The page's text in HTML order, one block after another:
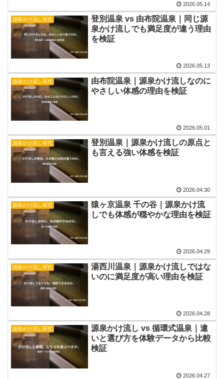
2026.05.14
源泉かけ流し研究
登別温泉 vs 由布院温泉｜同じ源
泉かけ流しでも満足度が違う理由
を検証
2026.05.13
源泉かけ流し研究
由布院温泉｜源泉かけ流しなのに
やさしい体感の理由を検証
2026.05.01
源泉かけ流し研究
登別温泉｜源泉かけ流しの原点と
も言える強い体感を検証
2026.04.30
源泉かけ流し研究
猿ヶ京温泉 千の谷｜源泉かけ流
しでも体感が穏やかな理由を検証
2026.04.29
源泉かけ流し研究
湯西川温泉｜源泉かけ流しではな
いのに満足度が高い理由を検証
2026.04.28
源泉かけ流し研究
源泉かけ流し vs 循環式温泉｜違
いと選び方を体験データから比較
検証
2026.04.27